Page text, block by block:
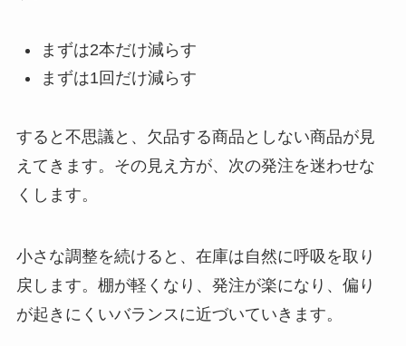
まずは2本だけ減らす
まずは1回だけ減らす
すると不思議と、欠品する商品としない商品が見
えてきます。その見え方が、次の発注を迷わせな
くします。
小さな調整を続けると、在庫は自然に呼吸を取り
戻します。棚が軽くなり、発注が楽になり、偏り
が起きにくいバランスに近づいていきます。